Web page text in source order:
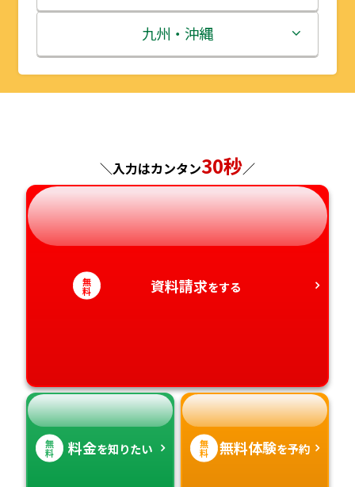
秋田県
山形県
埼玉県
千葉県
神奈川県
石川県
福井県
長野県
岐阜県
静岡県
愛知県
滋賀県
京都府
兵庫県
奈良県
和歌山県
鳥取県
島根県
広島県
山口県
徳島県
香川県
高知県
九州・沖縄
福岡県
長崎県
熊本県
大分県
宮崎県
沖縄県
＼入力はカンタン30秒／
無
料 資料請求をする
無
料 料金を知りたい 無
料 無料体験を予約